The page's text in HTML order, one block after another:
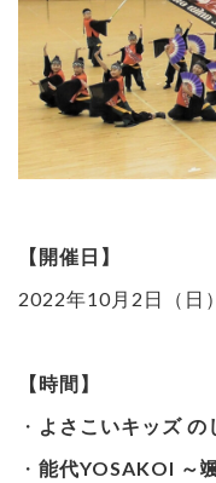
【開催日】
2022年10月2日（日）
【時間】
・ よさこいキッズ の
・ 能代YOSAKOI ～